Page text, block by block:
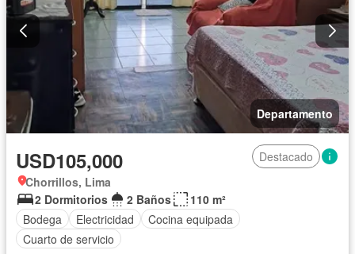
Departamento
USD105,000
Destacado
Chorrillos, Lima
2 Dormitorios
2 Baños
110 m²
Bodega
Electricidad
Cocina equipada
Cuarto de servicio